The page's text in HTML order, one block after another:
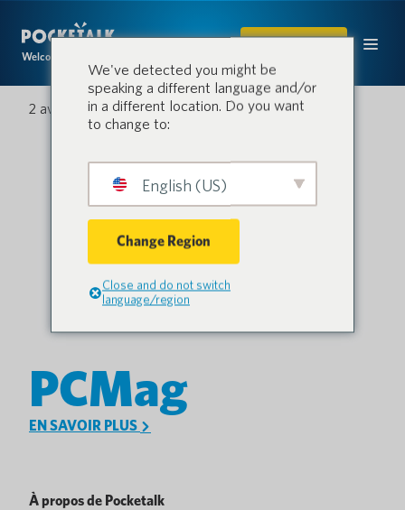
Welcome to the conversation.
ACHETER
2 avril 2021
PCMag
EN SAVOIR PLUS
À propos de Pocketalk
We've detected you might be
speaking a different language and/or
in a different location. Do you want
to change to:
English (US)
Change Region
Close and do not switch
language/region